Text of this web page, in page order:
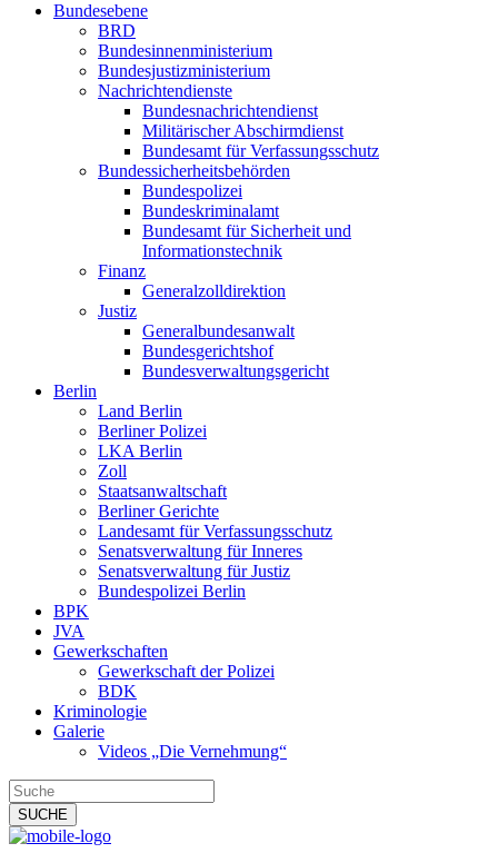
Bundesebene
BRD
Bundesinnenministerium
Bundesjustizministerium
Nachrichtendienste
Bundesnachrichtendienst
Militärischer Abschirmdienst
Bundesamt für Verfassungsschutz
Bundessicherheitsbehörden
Bundespolizei
Bundeskriminalamt
Bundesamt für Sicherheit und
Informationstechnik
Finanz
Generalzolldirektion
Justiz
Generalbundesanwalt
Bundesgerichtshof
Bundesverwaltungsgericht
Berlin
Land Berlin
Berliner Polizei
LKA Berlin
Zoll
Staatsanwaltschaft
Berliner Gerichte
Landesamt für Verfassungsschutz
Senatsverwaltung für Inneres
Senatsverwaltung für Justiz
Bundespolizei Berlin
BPK
JVA
Gewerkschaften
Gewerkschaft der Polizei
BDK
Kriminologie
Galerie
Videos „Die Vernehmung“